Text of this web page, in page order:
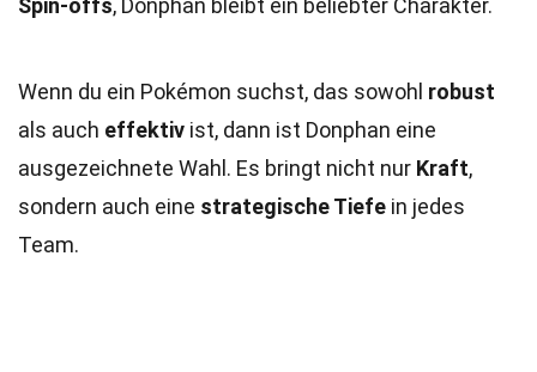
Spin-offs, Donphan bleibt ein beliebter Charakter.
Wenn du ein Pokémon suchst, das sowohl robust
als auch effektiv ist, dann ist Donphan eine
ausgezeichnete Wahl. Es bringt nicht nur Kraft,
sondern auch eine strategische Tiefe in jedes
Team.